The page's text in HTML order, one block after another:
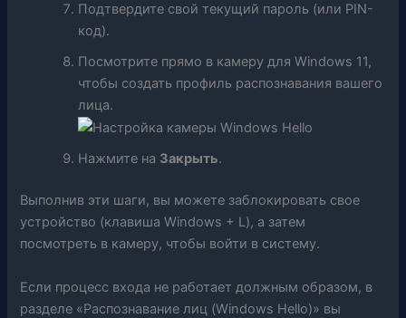
Подтвердите свой текущий пароль (или PIN-
код).
Посмотрите прямо в камеру для Windows 11,
чтобы создать профиль распознавания вашего
лица.
Нажмите на Закрыть.
Выполнив эти шаги, вы можете заблокировать свое
устройство (клавиша Windows + L), а затем
посмотреть в камеру, чтобы войти в систему.
Если процесс входа не работает должным образом, в
разделе «Распознавание лиц (Windows Hello)» вы